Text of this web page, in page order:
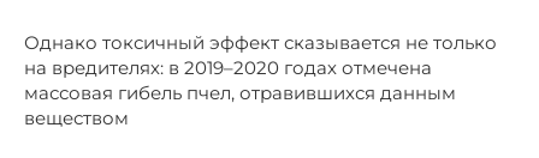
Однако токсичный эффект сказывается не только
на вредителях: в 2019–2020 годах отмечена
массовая гибель пчел, отравившихся данным
веществом